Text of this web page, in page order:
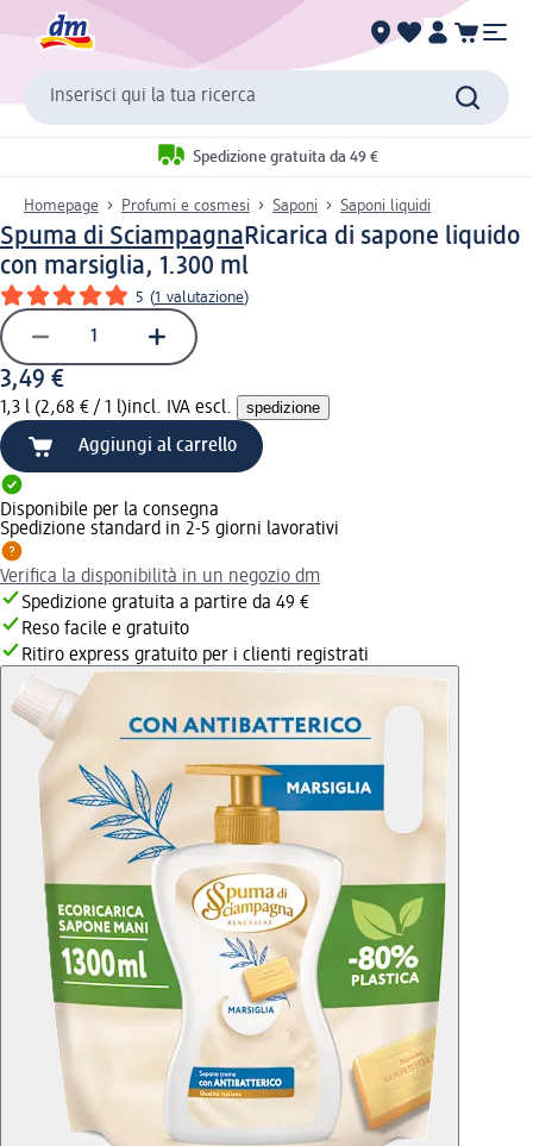
Inserisci qui la tua ricerca
Spedizione gratuita da 49 €
Homepage Profumi e cosmesi Saponi Saponi liquidi
Spuma di SciampagnaRicarica di sapone liquido
con marsiglia, 1.300 ml
5 (1 valutazione)
3,49 €
1,3 l (2,68 € / 1 l)incl. IVA escl. spedizione
Aggiungi al carrello
Disponibile per la consegna
Spedizione standard in 2-5 giorni lavorativi
Verifica la disponibilità in un negozio dm
Spedizione gratuita a partire da 49 €
Reso facile e gratuito
Ritiro express gratuito per i clienti registrati